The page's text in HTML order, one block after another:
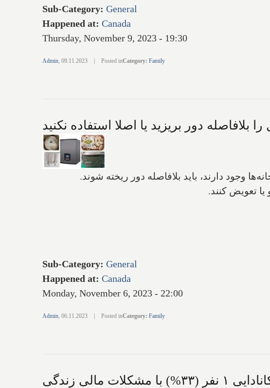
Sub-Category: General
Happened at: Canada
Thursday, November 9, 2023 - 19:30
Admin, 09.11.2023 Posted inCategory: Family
بلافاصله دور بریزید یا اصلا استفاده نکنید
وجود دارند، باید بلافاصله دور ریخته شوند.
یا تعویض کنند.
Sub-Category: General
Happened at: Canada
Monday, November 6, 2023 - 22:00
Admin, 06.11.2023 Posted inCategory: Family
گزارش نگران کننده نظرسنجی و اداره آمار کانادا: از هر ۳ کانادایی ۱ نفر (۳۳%) با مشکلات مالی زندگی